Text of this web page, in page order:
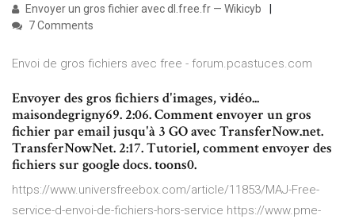
Envoyer un gros fichier avec dl.free.fr — Wikicyb
7 Comments
Envoi de gros fichiers avec free - forum.pcastuces.com
Envoyer des gros fichiers d'images, vidéo...
maisondegrigny69. 2:06. Comment envoyer un gros
fichier par email jusqu'à 3 GO avec TransferNow.net.
TransferNowNet. 2:17. Tutoriel, comment envoyer des
fichiers sur google docs. toons0.
https://www.universfreebox.com/article/11853/MAJ-Free-
service-d-envoi-de-fichiers-hors-service https://www.pme-